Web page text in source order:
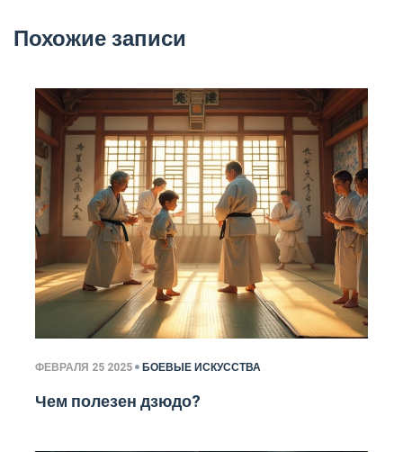
Похожие записи
ФЕВРАЛЯ 25 2025 БОЕВЫЕ ИСКУССТВА
Чем полезен дзюдо?